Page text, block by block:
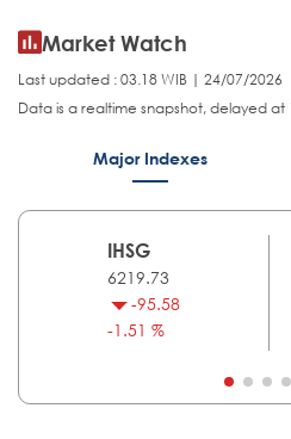
Market Watch
Last updated : 03.18 WIB | 24/07/2026
Data is a realtime snapshot, delayed at
Major Indexes
IHSG
6219.73
-95.58
-1.51 %